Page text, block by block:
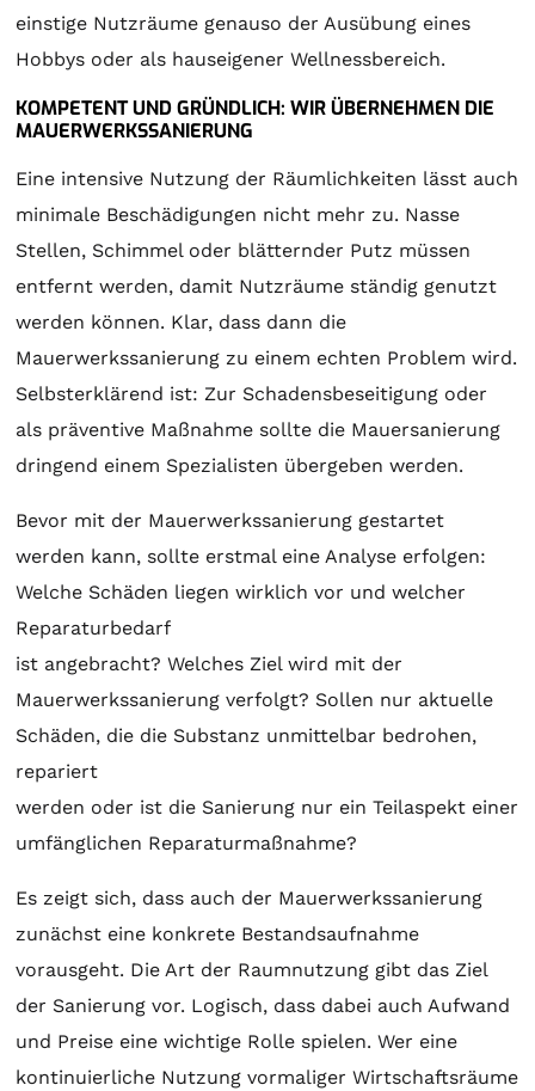
einstige Nutzräume genauso der Ausübung eines
Hobbys oder als hauseigener Wellnessbereich.
KOMPETENT UND GRÜNDLICH: WIR ÜBERNEHMEN DIE
MAUERWERKSSANIERUNG
Eine intensive Nutzung der Räumlichkeiten lässt auch
minimale Beschädigungen nicht mehr zu. Nasse
Stellen, Schimmel oder blätternder Putz müssen
entfernt werden, damit Nutzräume ständig genutzt
werden können. Klar, dass dann die
Mauerwerkssanierung zu einem echten Problem wird.
Selbsterklärend ist: Zur Schadensbeseitigung oder
als präventive Maßnahme sollte die Mauersanierung
dringend einem Spezialisten übergeben werden.
Bevor mit der Mauerwerkssanierung gestartet
werden kann, sollte erstmal eine Analyse erfolgen:
Welche Schäden liegen wirklich vor und welcher
Reparaturbedarf
ist angebracht? Welches Ziel wird mit der
Mauerwerkssanierung verfolgt? Sollen nur aktuelle
Schäden, die die Substanz unmittelbar bedrohen,
repariert
werden oder ist die Sanierung nur ein Teilaspekt einer
umfänglichen Reparaturmaßnahme?
Es zeigt sich, dass auch der Mauerwerkssanierung
zunächst eine konkrete Bestandsaufnahme
vorausgeht. Die Art der Raumnutzung gibt das Ziel
der Sanierung vor. Logisch, dass dabei auch Aufwand
und Preise eine wichtige Rolle spielen. Wer eine
kontinuierliche Nutzung vormaliger Wirtschaftsräume